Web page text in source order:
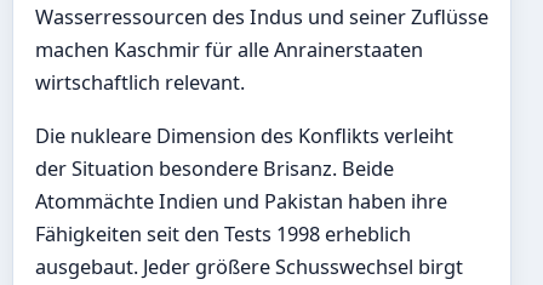
Wasserressourcen des Indus und seiner Zuflüsse
machen Kaschmir für alle Anrainerstaaten
wirtschaftlich relevant.
Die nukleare Dimension des Konflikts verleiht
der Situation besondere Brisanz. Beide
Atommächte Indien und Pakistan haben ihre
Fähigkeiten seit den Tests 1998 erheblich
ausgebaut. Jeder größere Schusswechsel birgt